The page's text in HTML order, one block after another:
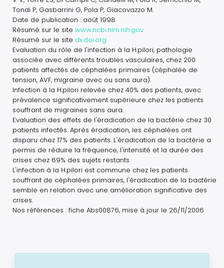
Tondi P, Gasbarrini G, Pola P, Giacovazzo M.
Date de publication : août 1998
Résumé sur le site www.ncbi.nlm.nih.gov
Résumé sur le site dx.doi.org
Evaluation du rôle de l'infection à la H.pilori, pathologie
associée avec différents troubles vasculaires, chez 200
patients affectés de céphalées primaires (céphalée de
tension, AVF, migraine avec ou sans aura).
Infection à la H.pilori relevée chez 40% des patients, avec
prévalence significativement supérieure chez les patients
souffrant de migraines sans aura.
Evaluation des effets de l'éradication de la bactérie chez 30
patients infectés. Après éradication, les céphalées ont
disparu chez 17% des patients. L'éradication de la bactérie a
permis de réduire la fréquence, l'intensité et la durée des
crises chez 69% des sujets restants.
L'infection à la H.pilori est commune chez les patients
souffrant de céphalées primaires, l'éradication de la bactérie
semble en relation avec une amélioration significative des
crises.
Nos références : fiche Abs00876, mise à jour le 26/11/2006